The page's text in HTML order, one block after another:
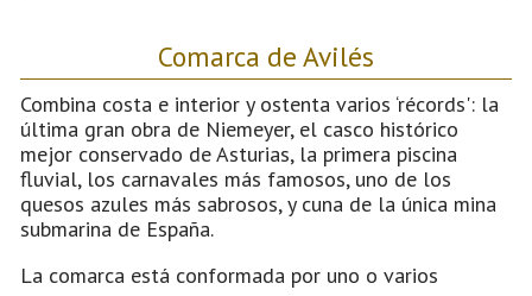
Comarca de Avilés
Combina costa e interior y ostenta varios ‘récords': la
última gran obra de Niemeyer, el casco histórico
mejor conservado de Asturias, la primera piscina
fluvial, los carnavales más famosos, uno de los
quesos azules más sabrosos, y cuna de la única mina
submarina de España.
La comarca está conformada por uno o varios